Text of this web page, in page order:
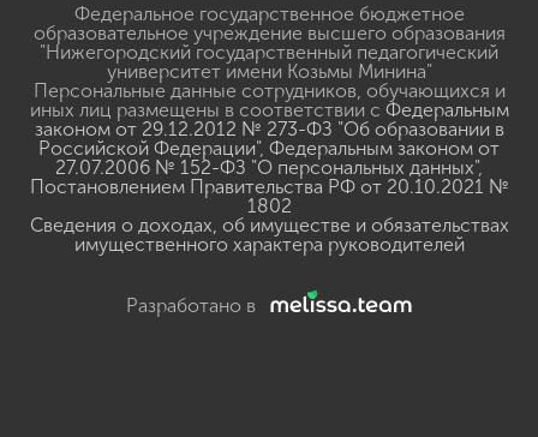
Федеральное государственное бюджетное
образовательное учреждение высшего образования
"Нижегородский государственный педагогический
университет имени Козьмы Минина"
Персональные данные сотрудников, обучающихся и
иных лиц размещены в соответствии с Федеральным
законом от 29.12.2012 № 273-ФЗ "Об образовании в
Российской Федерации", Федеральным законом от
27.07.2006 № 152-ФЗ "О персональных данных",
Постановлением Правительства РФ от 20.10.2021 №
1802
Сведения о доходах, об имуществе и обязательствах
имущественного характера руководителей
Разработано в